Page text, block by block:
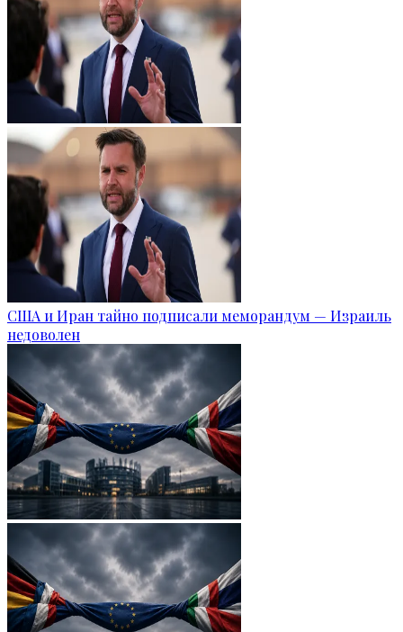
США и Иран тайно подписали меморандум — Израиль
недоволен